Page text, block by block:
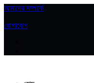
আমাদের সম্পর্কে
যোগাযোগ